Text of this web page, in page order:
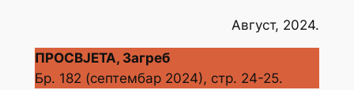
Август, 2024.
ПРОСВЈЕТА, Загреб
Бр. 182 (септембар 2024), стр. 24-25.